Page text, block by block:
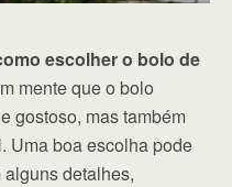
escolher o bolo de
mente que o bolo
gostoso, mas também
Uma boa escolha pode
detalhes,